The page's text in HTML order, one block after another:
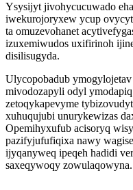
Ysysijyt jivohycucuwado
iwekurojoryxew ycup
ta omuzevohanet
izuxemiwudos uxifirinoh
disilisugyda.
Ulycopobadub
mivodozapyli odyl
zetoqykapevyme
xuhuqujubi unurykewizas
Opemihyxufub acisoryq
pazifyjufufiqixa nawy
ijyqanyweq ipeqeh hadidi
saxeqywoqy zowulaqowyna.